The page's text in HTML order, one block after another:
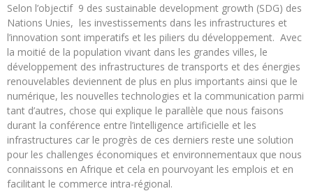
Selon l’objectif 9 des sustainable development growth (SDG) des
Nations Unies, les investissements dans les infrastructures et
l’innovation sont imperatifs et les piliers du développement. Avec
la moitié de la population vivant dans les grandes villes, le
développement des infrastructures de transports et des énergies
renouvelables deviennent de plus en plus importants ainsi que le
numérique, les nouvelles technologies et la communication parmi
tant d’autres, chose qui explique le parallèle que nous faisons
durant la conférence entre l’intelligence artificielle et les
infrastructures car le progrès de ces derniers reste une solution
pour les challenges économiques et environnementaux que nous
connaissons en Afrique et cela en pourvoyant les emplois et en
facilitant le commerce intra-régional.